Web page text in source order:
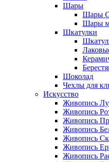
Шары
Шары
Шары
Шкатулки
Шоколад
Чехлы для
Искусство
Живопись
Живопись
Живопись
Живопись
Живопись
Живопись
Живопись